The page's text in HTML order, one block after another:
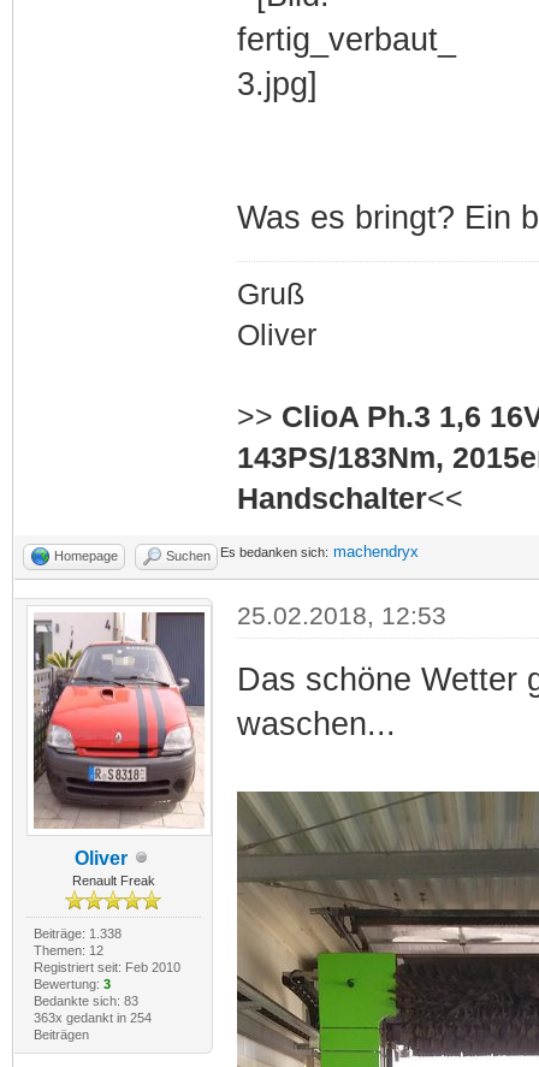
Was es bringt? Ein
Gruß
Oliver
>> ClioA Ph.3 1,6
143PS/183Nm,
Handschalter<<
Homepage Suchen Es bedanken sich: machendryx
Oliver
Renault Freak
Beiträge: 1.338
Themen: 12
Registriert seit: Feb 2010
Bewertung: 3
Bedankte sich: 83
363x gedankt in 254
Beiträgen
25.02.2018, 12:53
Das schöne Wetter
waschen...